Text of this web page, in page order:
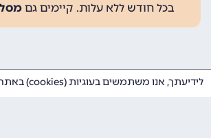
בכל חודש ללא עלות. קיימים גם
לידיעתך, אנו משתמשים בעוגיות (cookies) באתר זה.